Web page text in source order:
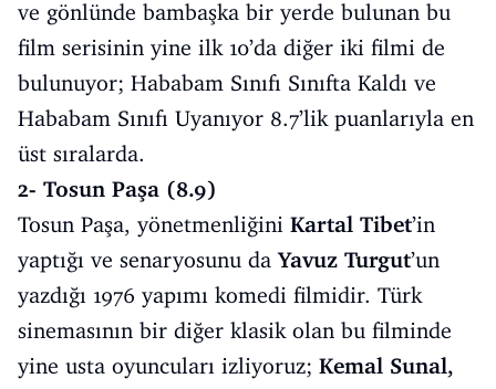
ve gönlünde bambaşka bir yerde bulunan bu
film serisinin yine ilk 10’da diğer iki filmi de
bulunuyor; Hababam Sınıfı Sınıfta Kaldı ve
Hababam Sınıfı Uyanıyor 8.7’lik puanlarıyla en
üst sıralarda.
2- Tosun Paşa (8.9)
Tosun Paşa, yönetmenliğini Kartal Tibet’in
yaptığı ve senaryosunu daYavuz Turgut’un
yazdığı 1976 yapımı komedi filmidir. Türk
sinemasının bir diğer klasik olan bu filminde
yine usta oyuncuları izliyoruz; Kemal Sunal,